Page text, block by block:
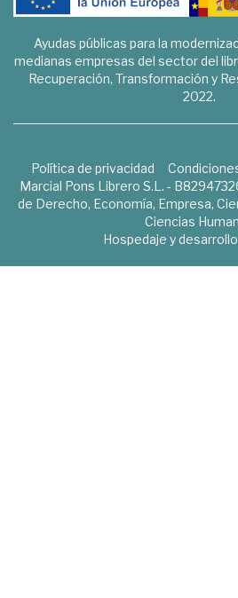
Ayudas públicas para la
medianas empresas del sector del
Recuperación, Transformación y
2022.
Política de privacidad
Marcial Pons Librero S.L. -
de Derecho, Economía, Empresa,
Ciencias
Hospedaje y desarrollo